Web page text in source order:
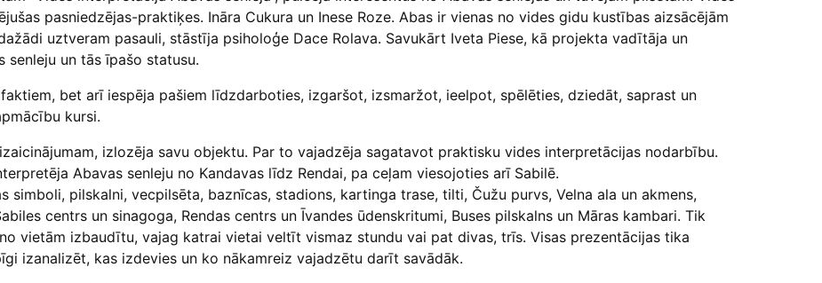
pasniedzējas-praktiķes. Ināra Cukura un Inese Roze. Abas ir vienas no vides gidu kustības aizsācējām
uztveram pasauli, stāstīja psiholoģe Dace Rolava. Savukārt Iveta Piese, kā projekta vadītāja un
senleju un tās īpašo statusu.
bet arī iespēja pašiem līdzdarboties, izgaršot, izsmaržot, ieelpot, spēlēties, dziedāt, saprast un
kursi.
izlozēja savu objektu. Par to vajadzēja sagatavot praktisku vides interpretācijas nodarbību.
Abavas senleju no Kandavas līdz Rendai, pa ceļam viesojoties arī Sabilē.
simboli, pilskalni, vecpilsēta, baznīcas, stadions, kartinga trase, tilti, Čužu purvs, Velna ala un akmens,
centrs un sinagoga, Rendas centrs un Īvandes ūdenskritumi, Buses pilskalns un Māras kambari. Tik
vietām izbaudītu, vajag katrai vietai veltīt vismaz stundu vai pat divas, trīs. Visas prezentācijas tika
izanalizēt, kas izdevies un ko nākamreiz vajadzētu darīt savādāk.